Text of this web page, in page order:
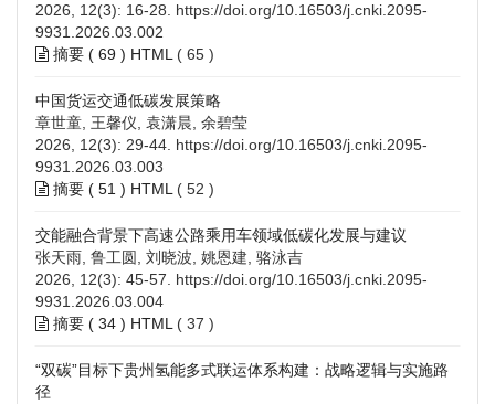
2026, 12(3): 16-28. https://doi.org/10.16503/j.cnki.2095-
9931.2026.03.002
摘要 ( 69 ) HTML ( 65 )
中国货运交通低碳发展策略
章世童, 王馨仪, 袁潇晨, 余碧莹
2026, 12(3): 29-44. https://doi.org/10.16503/j.cnki.2095-
9931.2026.03.003
摘要 ( 51 ) HTML ( 52 )
交能融合背景下高速公路乘用车领域低碳化发展与建议
张天雨, 鲁工圆, 刘晓波, 姚恩建, 骆泳吉
2026, 12(3): 45-57. https://doi.org/10.16503/j.cnki.2095-
9931.2026.03.004
摘要 ( 34 ) HTML ( 37 )
“双碳”目标下贵州氢能多式联运体系构建：战略逻辑与实施路
径